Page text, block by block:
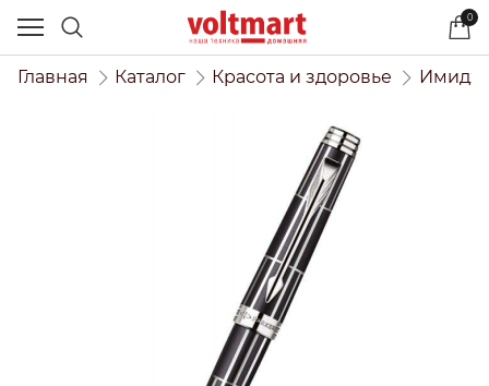
0
Главная Каталог Красота и здоровье